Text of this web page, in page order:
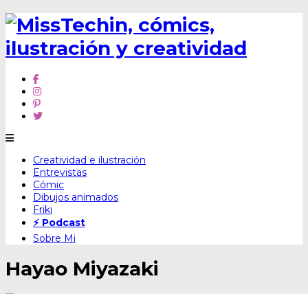
Skip
content
Creatividad e ilustración
Entrevistas
Cómic
Dibujos animados
Friki
⚡ Podcast
Sobre Mi
Hayao Miyazaki